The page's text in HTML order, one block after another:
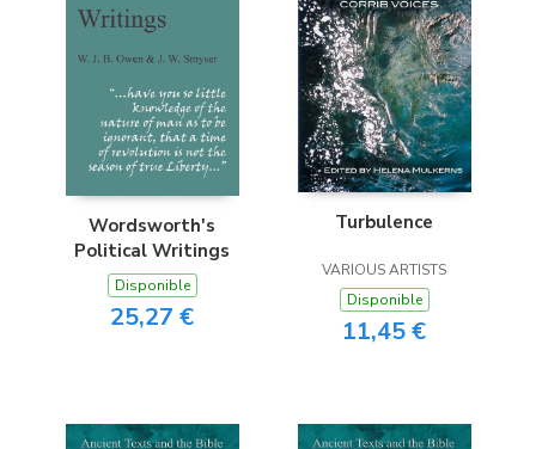
(Málaga)
Wordsworth's
Political Writings
Disponible
25,27 €
Turbulence
VARIOUS ARTISTS
Disponible
11,45 €